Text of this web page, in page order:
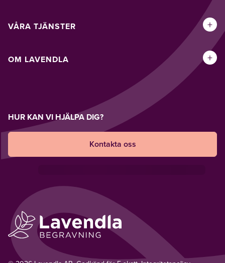
VÅRA TJÄNSTER +
OM LAVENDLA +
HUR KAN VI HJÄLPA DIG?
Kontakta oss